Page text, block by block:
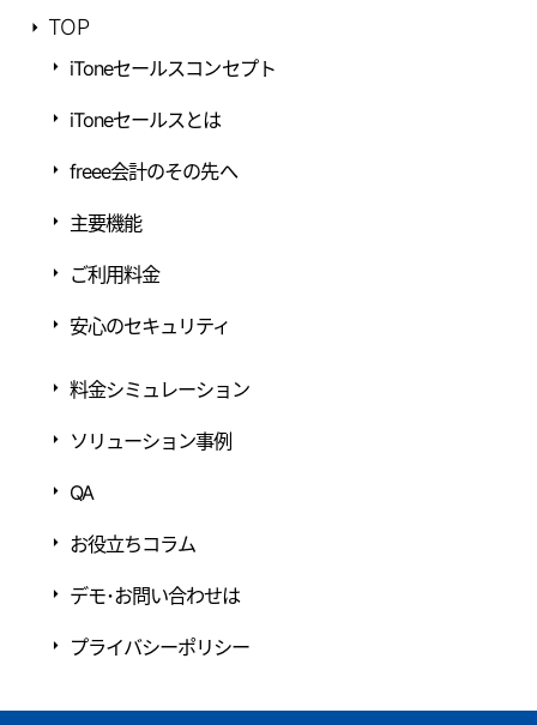
TOP
iToneセールスコンセプト
iToneセールスとは
freee会計のその先へ
主要機能
ご利用料金
安心のセキュリティ
料金シミュレーション
ソリューション事例
QA
お役立ちコラム
デモ･お問い合わせは
プライバシーポリシー